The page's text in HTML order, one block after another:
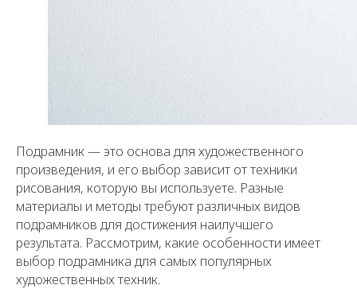
Подрамник — это основа для художественного
произведения, и его выбор зависит от техники
рисования, которую вы используете. Разные
материалы и методы требуют различных видов
подрамников для достижения наилучшего
результата. Рассмотрим, какие особенности имеет
выбор подрамника для самых популярных
художественных техник.